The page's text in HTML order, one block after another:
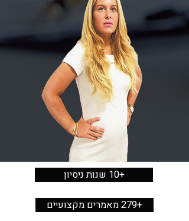
+10 שנות ניסיון
+279 מאמרים מקצועיים